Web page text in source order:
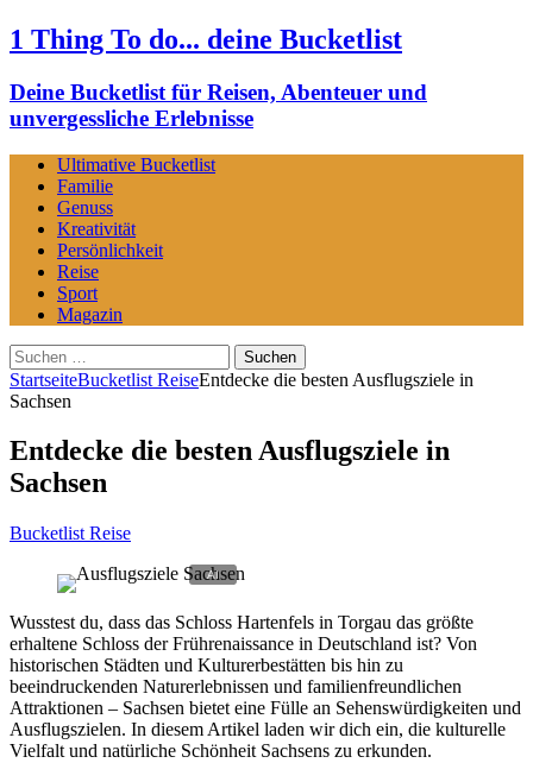
1 Thing To do... deine Bucketlist
Deine Bucketlist für Reisen, Abenteuer und
unvergessliche Erlebnisse
Ultimative Bucketlist
Familie
Genuss
Kreativität
Persönlichkeit
Reise
Sport
Magazin
Suchen
nach:
StartseiteBucketlist ReiseEntdecke die besten Ausflugsziele in
Sachsen
Entdecke die besten Ausflugsziele in
Sachsen
Bucketlist Reise
Wusstest du, dass das Schloss Hartenfels in Torgau das größte
erhaltene Schloss der Frührenaissance in Deutschland ist? Von
historischen Städten und Kulturerbestätten bis hin zu
beeindruckenden Naturerlebnissen und familienfreundlichen
Attraktionen – Sachsen bietet eine Fülle an Sehenswürdigkeiten und
Ausflugszielen. In diesem Artikel laden wir dich ein, die kulturelle
Vielfalt und natürliche Schönheit Sachsens zu erkunden.